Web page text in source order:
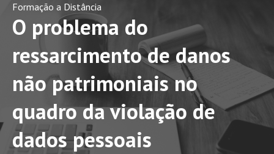
Formação a Distância
O problema do
ressarcimento de danos
não patrimoniais no
quadro da violação de
dados pessoais